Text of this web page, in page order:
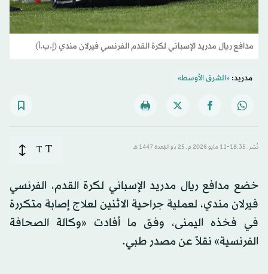
مدافع ريال مدريد الإسباني لكرة القدم الفرنسي فيرلان مندي (إ.ب.أ)
مدريد:«الشرق الأوسط»
نُشر: 18:35-11 مايو 2026 م ـ 25 ذو القِعدة 1447 هـ T
T
خضع مدافع ريال مدريد الإسباني لكرة القدم، الفرنسي
فيرلان مندي، لعملية جراحية الاثنين لعلاج إصابة متكررة
في فخذه اليمنى، وفق ما أفادت «وكالة الصحافة
الفرنسية» نقلاً عن مصدر طبي.